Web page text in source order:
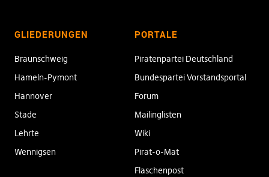
GLIEDERUNGEN
Braunschweig
Hameln-Pymont
Hannover
Stade
Lehrte
Wennigsen
PORTALE
Piratenpartei Deutschland
Bundespartei Vorstandsportal
Forum
Mailinglisten
Wiki
Pirat-o-Mat
Flaschenpost